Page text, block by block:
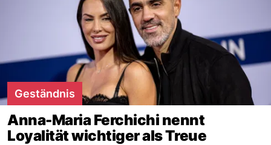
Geständnis
Anna-Maria Ferchichi nennt
Loyalität wichtiger als Treue